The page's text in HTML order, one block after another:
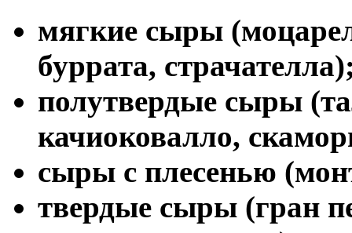
мягкие сыры
буррата,
полутвердые сыры
качиоковалло,
сыры с плесенью
твердые сыры (гран